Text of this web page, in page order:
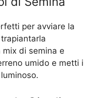
per avviare la
mix di semina e
umido e metti i